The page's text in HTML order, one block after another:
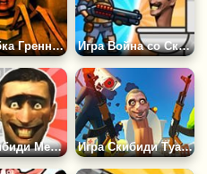
Игра Бабка Гренни Туалетный Монстр Игра Война со Скибиди
Игра Скибиди Мемы по Номерам Игра Скибиди Туалет Против Камераменов